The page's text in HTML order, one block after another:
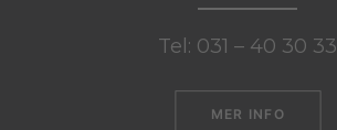
Tel: 031 – 40 30 33
MER INFO